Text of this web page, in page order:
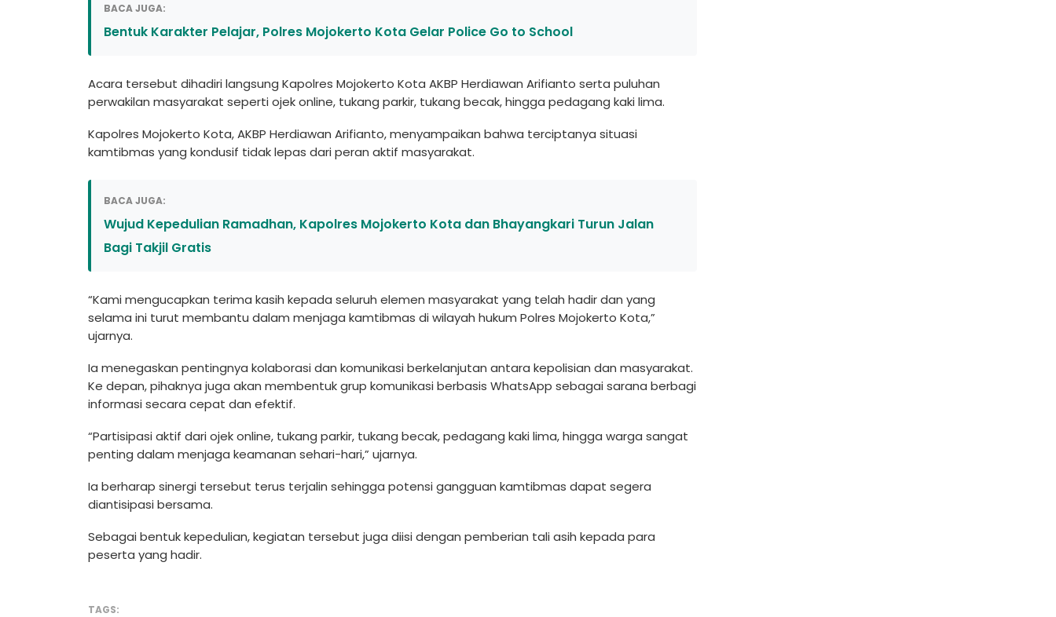
BACA JUGA:
Bentuk Karakter Pelajar, Polres Mojokerto Kota Gelar Police Go to School
Acara tersebut dihadiri langsung Kapolres Mojokerto Kota AKBP Herdiawan Arifianto serta puluhan
perwakilan masyarakat seperti ojek online, tukang parkir, tukang becak, hingga pedagang kaki lima.
Kapolres Mojokerto Kota, AKBP Herdiawan Arifianto, menyampaikan bahwa terciptanya situasi
kamtibmas yang kondusif tidak lepas dari peran aktif masyarakat.
BACA JUGA:
Wujud Kepedulian Ramadhan, Kapolres Mojokerto Kota dan Bhayangkari Turun Jalan
Bagi Takjil Gratis
“Kami mengucapkan terima kasih kepada seluruh elemen masyarakat yang telah hadir dan yang
selama ini turut membantu dalam menjaga kamtibmas di wilayah hukum Polres Mojokerto Kota,”
ujarnya.
Ia menegaskan pentingnya kolaborasi dan komunikasi berkelanjutan antara kepolisian dan masyarakat.
Ke depan, pihaknya juga akan membentuk grup komunikasi berbasis WhatsApp sebagai sarana berbagi
informasi secara cepat dan efektif.
“Partisipasi aktif dari ojek online, tukang parkir, tukang becak, pedagang kaki lima, hingga warga sangat
penting dalam menjaga keamanan sehari-hari,” ujarnya.
Ia berharap sinergi tersebut terus terjalin sehingga potensi gangguan kamtibmas dapat segera
diantisipasi bersama.
Sebagai bentuk kepedulian, kegiatan tersebut juga diisi dengan pemberian tali asih kepada para
peserta yang hadir.
TAGS: